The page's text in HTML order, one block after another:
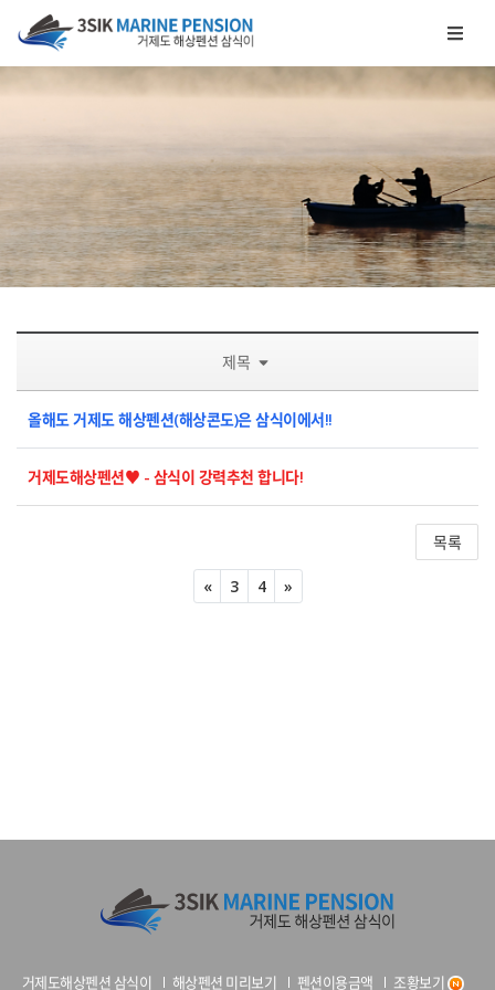
메뉴 건너뛰기
제목
올해도 거제도 해상펜션(해상콘도)은 삼식이에서!!
거제도해상펜션♥ - 삼식이 강력추천 합니다!
목록
«Previous
3 4 »Next
거제도해상펜션 삼식이 해상펜션 미리보기 펜션이용금액 조황보기